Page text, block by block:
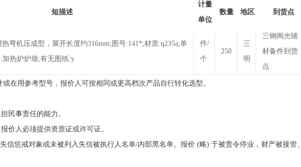
短描述
计量
单位
数量 地区 到货点
弯机压成型，展开长度约316mm;图号:141*;材质:q235a;单
加热炉炉墙;有无图纸:y
件/
个
250
三
明
三钢闽光辅
材备件到货
点
在用参考型号，报价人可按相同或更高档次产品自行转化选型。
民事责任的能力。
价人必须提供资质证或许可证。
信惩戒对象或未被列入失信被执行人名单/内部黑名单。报价 (略) 于被责令停业，财产被接管